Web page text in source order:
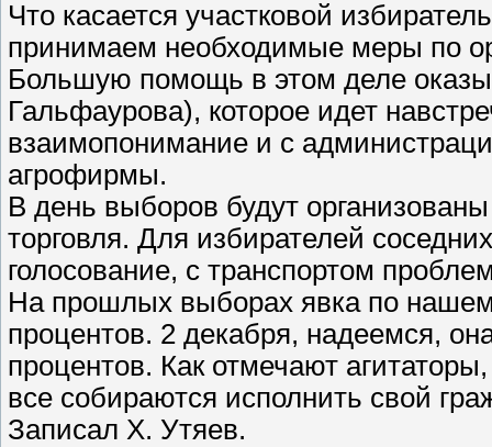
Что касается участковой
принимаем необходимые меры по
Большую помощь в этом деле
Гальфаурова), которое идет
взаимопонимание и с
агрофирмы.
В день выборов будут
торговля. Для избирателей
голосование, с транспортом
На прошлых выборах явка по
процентов. 2 декабря, надеемся,
процентов. Как отмечают
все собираются исполнить свой
Записал Х. Утяев.